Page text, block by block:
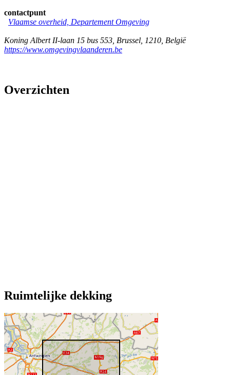
contactpunt
Vlaamse overheid, Departement Omgeving
Koning Albert II-laan 15 bus 553 Brussel 1210 België
https://www.omgevingvlaanderen.be
Overzichten
Ruimtelijke dekking